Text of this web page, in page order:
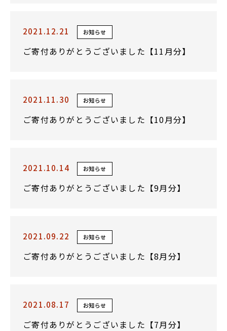
2021.12.21 お知らせ
ご寄付ありがとうございました【11月分】
2021.11.30 お知らせ
ご寄付ありがとうございました【10月分】
2021.10.14 お知らせ
ご寄付ありがとうございました【9月分】
2021.09.22 お知らせ
ご寄付ありがとうございました【8月分】
2021.08.17 お知らせ
ご寄付ありがとうございました【7月分】